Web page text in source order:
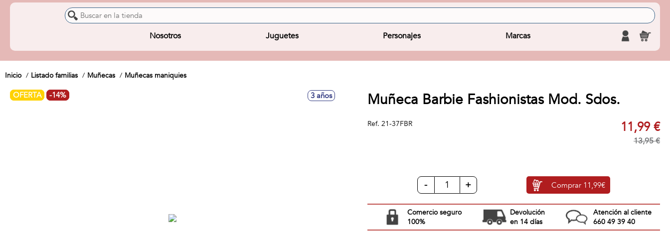
Nosotros Juguetes Personajes Marcas
Inicio Listado familias Muñecas Muñecas maniquies
OFERTA -14% 3 años Muñeca Barbie Fashionistas Mod. Sdos.
Ref. 21-37FBR 11,99 €
13,95 €
- + Comprar 11,99€
Comercio seguro
100%
Devolución
en 14 días
Atención al cliente
660 49 39 40